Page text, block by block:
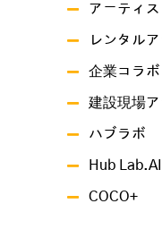
アーティス
レンタル
企業コラボ
建設現場ア
ハブラボ
Hub
COCO+